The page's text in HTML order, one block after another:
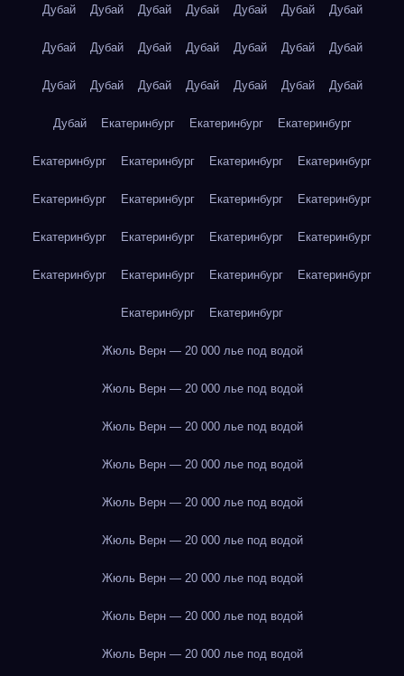
Дубай Дубай Дубай Дубай Дубай Дубай Дубай
Дубай Дубай Дубай Дубай Дубай Дубай Дубай
Дубай Дубай Дубай Дубай Дубай Дубай Дубай
Дубай Екатеринбург Екатеринбург Екатеринбург
Екатеринбург Екатеринбург Екатеринбург Екатеринбург
Екатеринбург Екатеринбург Екатеринбург Екатеринбург
Екатеринбург Екатеринбург Екатеринбург Екатеринбург
Екатеринбург Екатеринбург Екатеринбург Екатеринбург
Екатеринбург Екатеринбург
Жюль Верн — 20 000 лье под водой
Жюль Верн — 20 000 лье под водой
Жюль Верн — 20 000 лье под водой
Жюль Верн — 20 000 лье под водой
Жюль Верн — 20 000 лье под водой
Жюль Верн — 20 000 лье под водой
Жюль Верн — 20 000 лье под водой
Жюль Верн — 20 000 лье под водой
Жюль Верн — 20 000 лье под водой